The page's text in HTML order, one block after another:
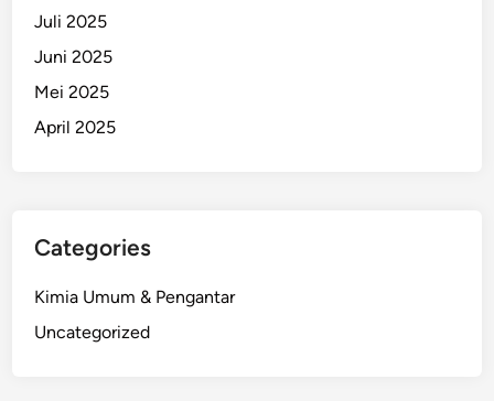
Juli 2025
Juni 2025
Mei 2025
April 2025
Categories
Kimia Umum & Pengantar
Uncategorized